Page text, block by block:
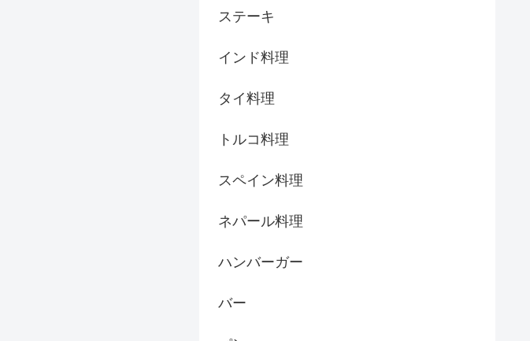
ステーキ
インド料理
タイ料理
トルコ料理
スペイン料理
ネパール料理
ハンバーガー
バー